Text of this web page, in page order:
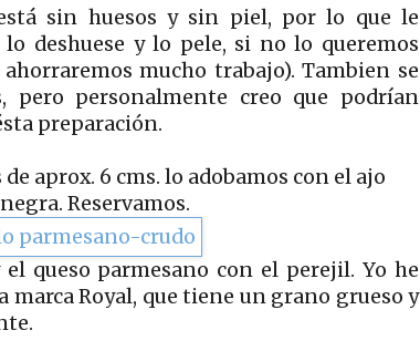
sin huesos y sin piel, por lo que le
deshuese y lo pele, si no lo queremos
mucho trabajo). Tambien se
pero personalmente creo que podrían
preparación.
aprox. 6 cms. lo adobamos con el ajo
Reservamos.
queso parmesano con el perejil. Yo he
Royal, que tiene un grano grueso y